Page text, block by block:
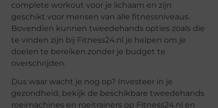
complete workout voor je lichaam en zijn
geschikt voor mensen van alle fitnessniveaus.
Bovendien kunnen tweedehands opties zoals die
te vinden zijn bij Fitness24.nl je helpen om je
doelen te bereiken zonder je budget te
overschrijden.
Dus waar wacht je nog op? Investeer in je
gezondheid, bekijk de beschikbare tweedehands
roeimachines en roeitrainers op Fitness24.nl en